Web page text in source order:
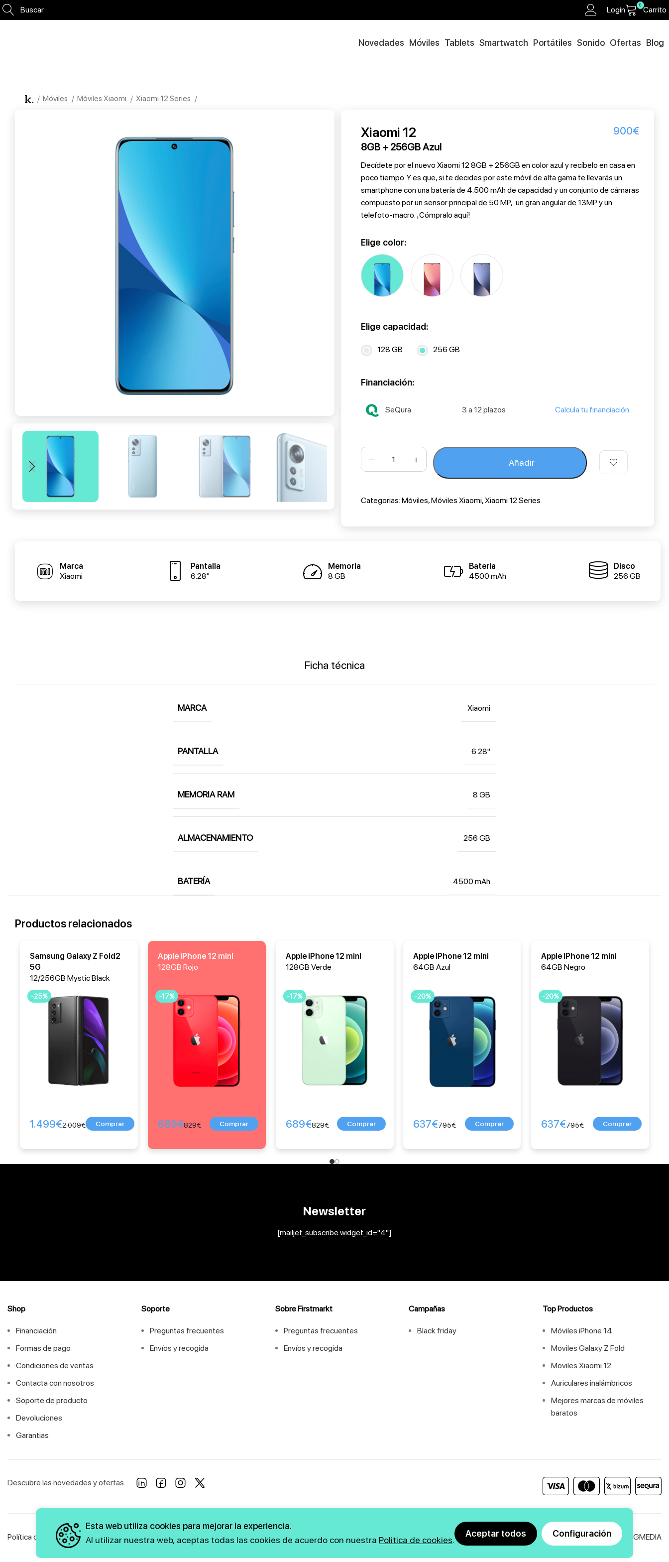
Buscar Login 0 Carrito
Novedades Móviles Tablets Smartwatch Portátiles Sonido Ofertas Blog
Móviles Móviles Xiaomi Xiaomi 12 Series
900€
Xiaomi 12
8GB + 256GB Azul
Decídete por el nuevo Xiaomi 12 8GB + 256GB en color azul y recíbelo en casa en
poco tiempo. Y es que, si te decides por este móvil de alta gama te llevarás un
smartphone con una batería de 4.500 mAh de capacidad y un conjunto de cámaras
compuesto por un sensor principal de 50 MP, un gran angular de 13MP y un
telefoto-macro. ¡Cómpralo aquí!
Elige color:
Elige capacidad:
128 GB 256 GB
Financiación:
SeQura 3 a 12 plazos Calcula tu financiación
Añadir
Categorias: Móviles,Móviles Xiaomi,Xiaomi 12 Series
Marca
Xiaomi
Pantalla
6.28"
Memoria
8 GB
Bateria
4500 mAh
Disco
256 GB
Ficha técnica
MARCA Xiaomi
PANTALLA 6.28"
MEMORIA RAM 8 GB
ALMACENAMIENTO 256 GB
BATERÍA 4500 mAh
Productos relacionados
Samsung Galaxy Z Fold2
5G
12/256GB Mystic Black
-25%
2.009€
1.499€
Apple iPhone 12 mini
128GB Rojo
-17%
829€
689€
Apple iPhone 12 mini
128GB Verde
-17%
829€
689€
Apple iPhone 12 mini
64GB Azul
-20%
795€
637€
Apple iPhone 12 mini
64GB Negro
-20%
795€
637€
Newsletter
[mailjet_subscribe widget_id="4"]
Shop
Financiación
Formas de pago
Condiciones de ventas
Contacta con nosotros
Soporte de producto
Devoluciones
Garantias
Soporte
Preguntas frecuentes
Envíos y recogida
Sobre Firstmarkt
Preguntas frecuentes
Envíos y recogida
Campañas
Black friday
Top Productos
Móviles iPhone 14
Moviles Galaxy Z Fold
Moviles Xiaomi 12
Auriculares inalámbricos
Mejores marcas de móviles
baratos
Descubre las novedades y ofertas
Política de Privacidad Política de Cookies Aviso Legal
Copyright © 2026 firstmarkt. Todos los derechos
Agencia SEOy diseño web GMEDIA
Esta web utiliza cookies para mejorar la experiencia.
Al utilizar nuestra web, aceptas todas las cookies de acuerdo con nuestra Politica de cookies.
Aceptar todos Configuración